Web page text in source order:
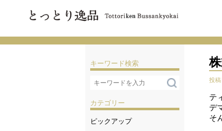
キーワード検索
カテゴリー
ピックアップ
投稿
テ
デ
そ